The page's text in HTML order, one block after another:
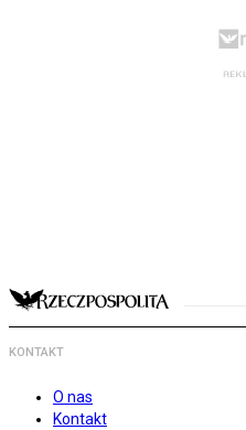
KONTAKT
O nas
Kontakt